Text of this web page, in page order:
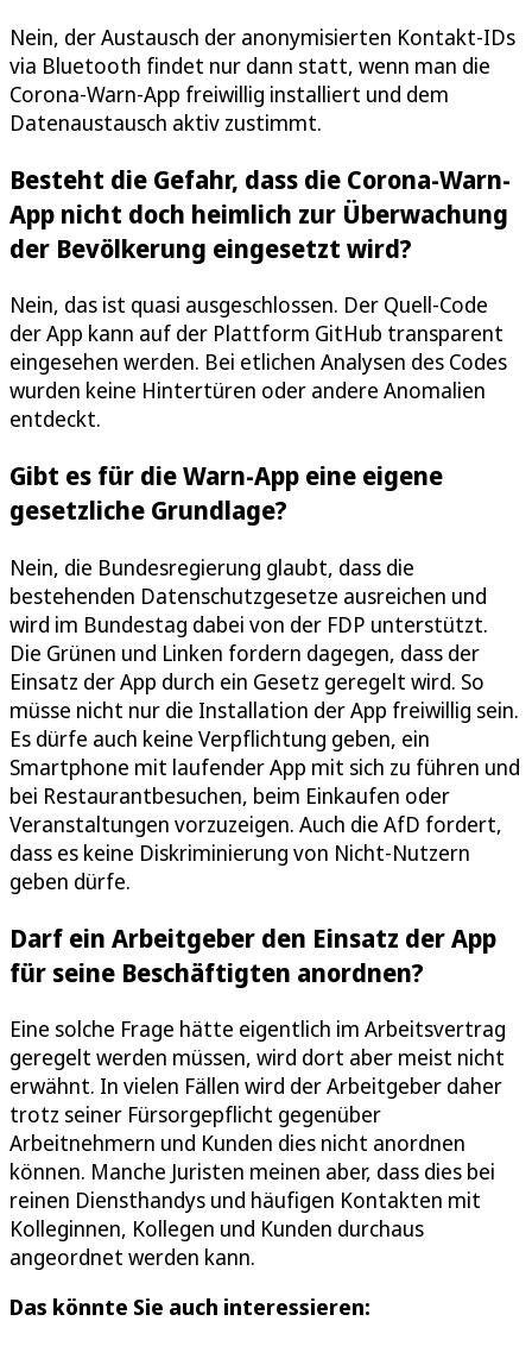
Nein, der Austausch der anonymisierten Kontakt-IDs
via Bluetooth findet nur dann statt, wenn man die
Corona-Warn-App freiwillig installiert und dem
Datenaustausch aktiv zustimmt.
Besteht die Gefahr, dass die Corona-Warn-
App nicht doch heimlich zur Überwachung
der Bevölkerung eingesetzt wird?
Nein, das ist quasi ausgeschlossen. Der Quell-Code
der App kann auf der Plattform GitHub transparent
eingesehen werden. Bei etlichen Analysen des Codes
wurden keine Hintertüren oder andere Anomalien
entdeckt.
Gibt es für die Warn-App eine eigene
gesetzliche Grundlage?
Nein, die Bundesregierung glaubt, dass die
bestehenden Datenschutzgesetze ausreichen und
wird im Bundestag dabei von der FDP unterstützt.
Die Grünen und Linken fordern dagegen, dass der
Einsatz der App durch ein Gesetz geregelt wird. So
müsse nicht nur die Installation der App freiwillig sein.
Es dürfe auch keine Verpflichtung geben, ein
Smartphone mit laufender App mit sich zu führen und
bei Restaurantbesuchen, beim Einkaufen oder
Veranstaltungen vorzuzeigen. Auch die AfD fordert,
dass es keine Diskriminierung von Nicht-Nutzern
geben dürfe.
Darf ein Arbeitgeber den Einsatz der App
für seine Beschäftigten anordnen?
Eine solche Frage hätte eigentlich im Arbeitsvertrag
geregelt werden müssen, wird dort aber meist nicht
erwähnt. In vielen Fällen wird der Arbeitgeber daher
trotz seiner Fürsorgepflicht gegenüber
Arbeitnehmern und Kunden dies nicht anordnen
können. Manche Juristen meinen aber, dass dies bei
reinen Diensthandys und häufigen Kontakten mit
Kolleginnen, Kollegen und Kunden durchaus
angeordnet werden kann.
Das könnte Sie auch interessieren: